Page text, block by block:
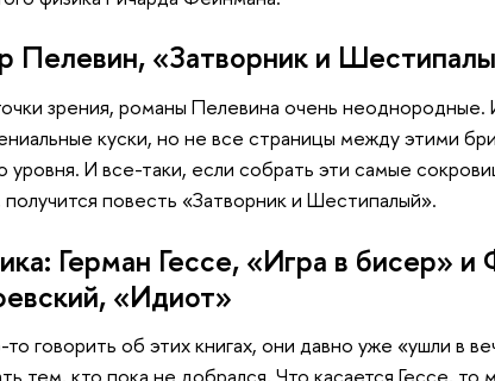
Пелевин, «Затворник и
зрения, романы Пелевина очень неоднородные.
куски, но не все страницы между этими
уровня. И все-таки, если собрать эти самые
повесть «Затворник и Шестипалый».
Герман Гессе, «Игра в бисер»
«Идиот»
то говорить об этих книгах, они давно уже «ушли в